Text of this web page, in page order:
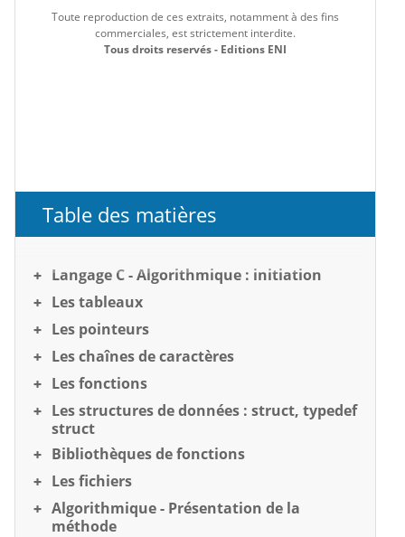
Toute reproduction de ces extraits, notamment à des fins
commerciales, est strictement interdite.
Tous droits reservés - Editions ENI
Table des matières
Langage C - Algorithmique : initiation
Les tableaux
Les pointeurs
Les chaînes de caractères
Les fonctions
Les structures de données : struct, typedef
struct
Bibliothèques de fonctions
Les fichiers
Algorithmique - Présentation de la
méthode